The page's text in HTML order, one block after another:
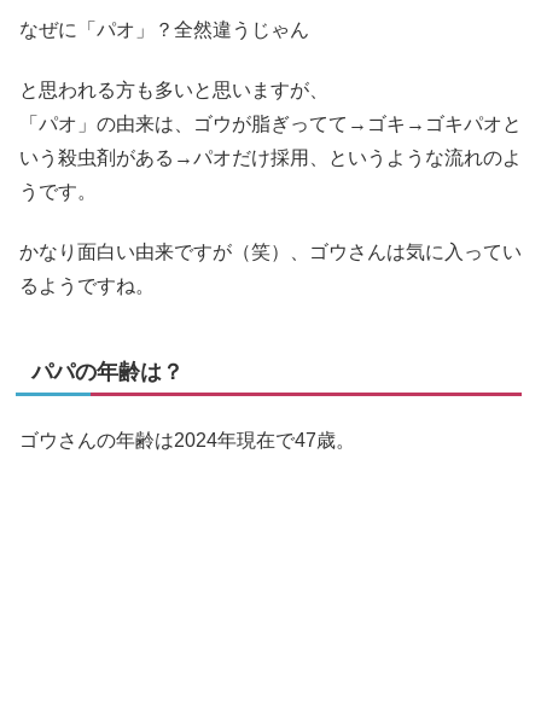
なぜに「パオ」？全然違うじゃん
と思われる方も多いと思いますが、
「パオ」の由来は、ゴウが脂ぎってて→ゴキ→ゴキパオと
いう殺虫剤がある→パオだけ採用、というような流れのよ
うです。
かなり面白い由来ですが（笑）、ゴウさんは気に入ってい
るようですね。
パパの年齢は？
ゴウさんの年齢は2024年現在で47歳。